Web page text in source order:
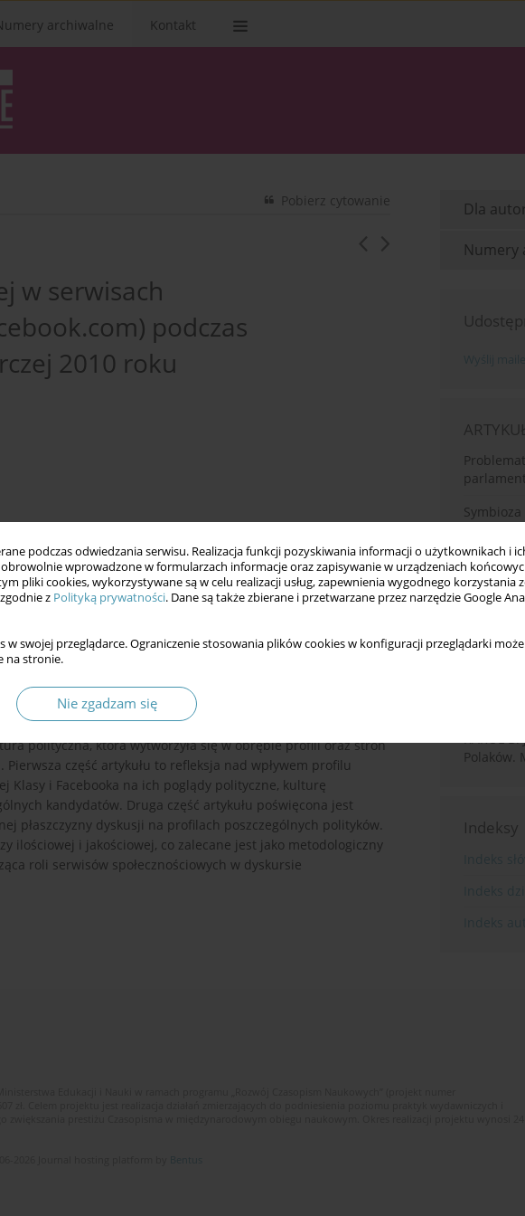
podczas odwiedzania serwisu. Realizacja funkcji pozyskiwania informacji o użytkownikach i
wprowadzone w formularzach informacje oraz zapisywanie w urządzeniach
pliki cookies, wykorzystywane są w celu realizacji usług, zapewnienia wygodnego korzystania
z Polityką prywatności. Dane są także zbierane i przetwarzane przez narzędzie Google
w swojej przeglądarce. Ograniczenie stosowania plików cookies w konfiguracji przeglądarki może
na stronie.
Nie zgadzam się
archiwalne Kontakt
Pobierz cytowanie
w serwisach
podczas
2010 roku
Internetu kampania wyborcza
Facebook
kampanii wyborczej w 2010 roku w polskich
(www.nk.pl) oraz międzynarodowym – Facebook
polityczna, która wytworzyła się w obrębie profili oraz stron
część artykułu to refleksja nad wpływem profilu
Klasy i Facebooka na ich poglądy polityczne, kulturę
kandydatów. Druga część artykułu poświęcona jest
płaszczyzny dyskusji na profilach poszczególnych polityków.
ilościowej i jakościowej, co zalecane jest jako metodologiczny
roli serwisów społecznościowych w dyskursie
Dla
Numery
w
O
Kultura
KAROL
Polaków.
Indeksy
Bentus